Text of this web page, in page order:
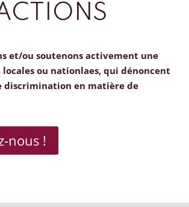
et/ou soutenons activement une
locales ou nationlaes, qui dénoncent
discrimination en matière de
nous !